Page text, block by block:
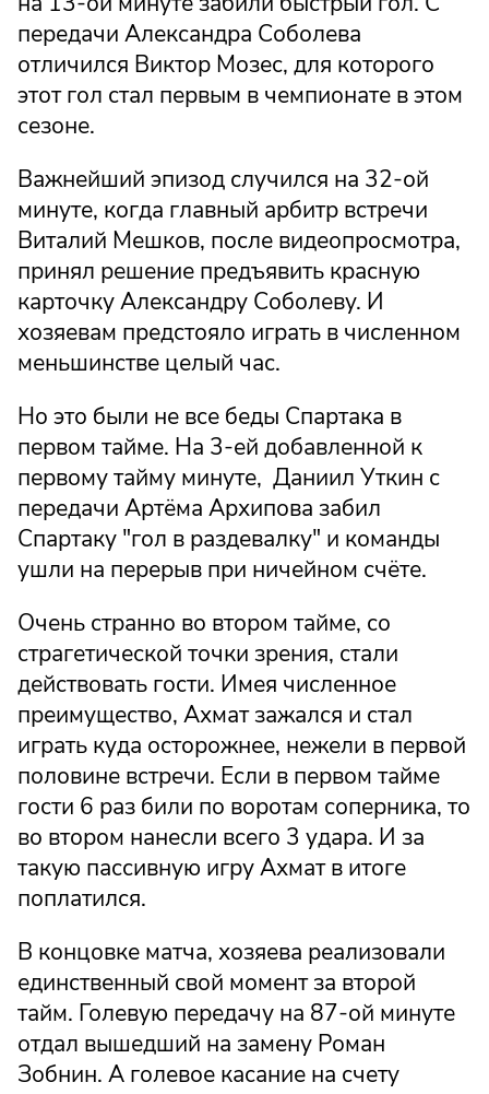
передачи Александра Соболева
отличился Виктор Мозес, для которого
этот гол стал первым в чемпионате в этом
сезоне.
Важнейший эпизод случился на 32-ой
минуте, когда главный арбитр встречи
Виталий Мешков, после видеопросмотра,
принял решение предъявить красную
карточку Александру Соболеву. И
хозяевам предстояло играть в численном
меньшинстве целый час.
Но это были не все беды Спартака в
первом тайме. На 3-ей добавленной к
первому тайму минуте, Даниил Уткин с
передачи Артёма Архипова забил
Спартаку "гол в раздевалку" и команды
ушли на перерыв при ничейном счёте.
Очень странно во втором тайме, со
страгетической точки зрения, стали
действовать гости. Имея численное
преимущество, Ахмат зажался и стал
играть куда осторожнее, нежели в первой
половине встречи. Если в первом тайме
гости 6 раз били по воротам соперника, то
во втором нанесли всего 3 удара. И за
такую пассивную игру Ахмат в итоге
поплатился.
В концовке матча, хозяева реализовали
единственный свой момент за второй
тайм. Голевую передачу на 87-ой минуте
отдал вышедший на замену Роман
Зобнин. А голевое касание на счету